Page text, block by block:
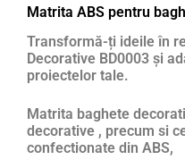
Matrita ABS pentru
Transformă-ți ideile în
Decorative BD0003 și
proiectelor tale.
Matrita baghete
decorative , precum si
confectionate din ABS,